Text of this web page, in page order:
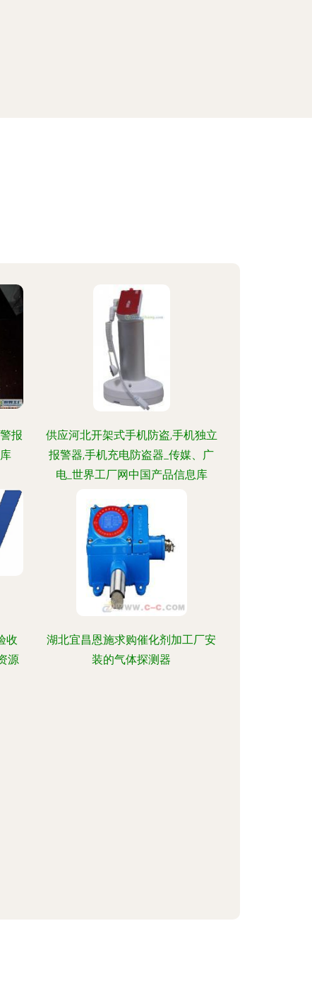
报
供应河北开架式手机防盗,手机独立
报警器,手机充电防盗器_传媒、广
电_世界工厂网中国产品信息库
收
源
湖北宜昌恩施求购催化剂加工厂安
装的气体探测器